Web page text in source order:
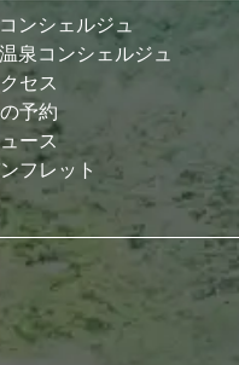
ンシェルジュ
泉コンシェルジュ
セス
予約
ース
フレット